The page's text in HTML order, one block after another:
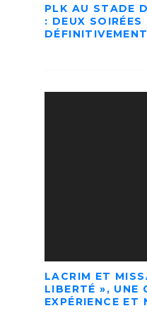
PLK AU STADE
: DEUX SOIRÉES
LACRIM ET
LIBERTÉ », UNE
EXPÉRIENCE ET